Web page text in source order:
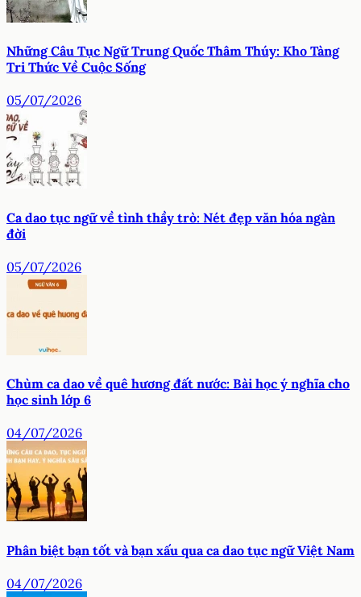
Những Câu Tục Ngữ Trung Quốc Thâm Thúy: Kho Tàng
Tri Thức Về Cuộc Sống
05/07/2026
Ca dao tục ngữ về tình thầy trò: Nét đẹp văn hóa ngàn
đời
05/07/2026
Chùm ca dao về quê hương đất nước: Bài học ý nghĩa cho
học sinh lớp 6
04/07/2026
Phân biệt bạn tốt và bạn xấu qua ca dao tục ngữ Việt Nam
04/07/2026